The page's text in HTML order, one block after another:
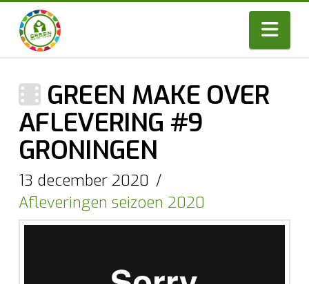
GREEN MAKE OVER
AFLEVERING #9
GRONINGEN
13 december 2020
Afleveringen seizoen 2020